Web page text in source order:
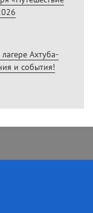
Ахтуба-
и события!